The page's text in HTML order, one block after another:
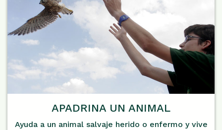
APADRINA UN ANIMAL
Ayuda a un animal salvaje herido o enfermo y vive